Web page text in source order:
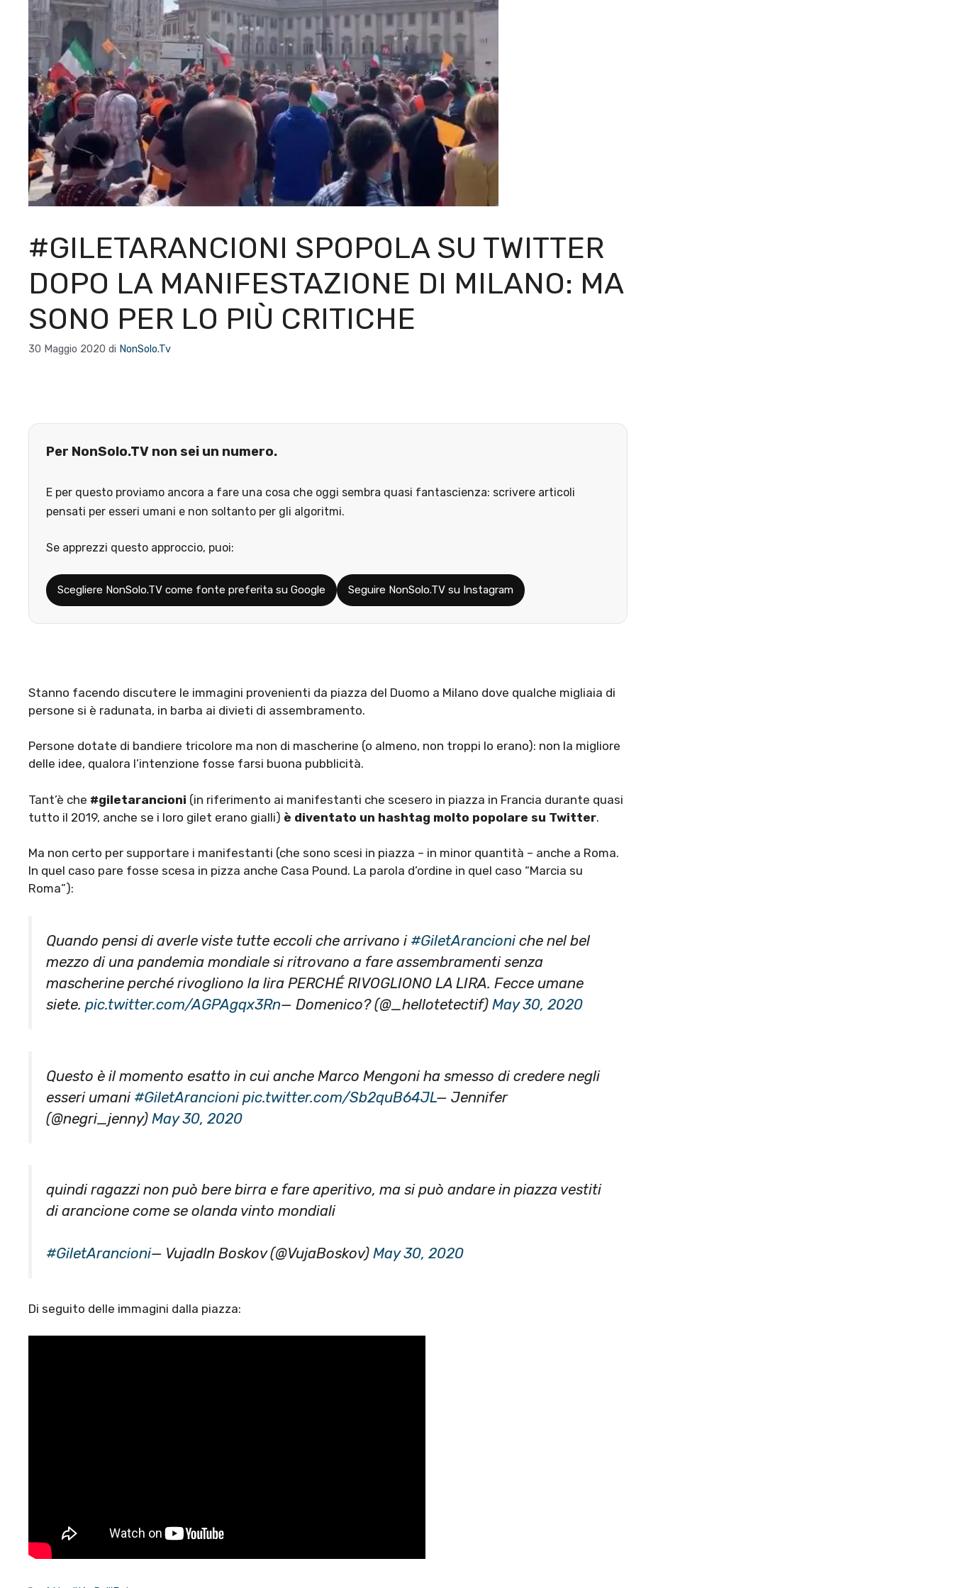
#GILETARANCIONI SPOPOLA SU TWITTER
DOPO LA MANIFESTAZIONE DI MILANO: MA
SONO PER LO PIÙ CRITICHE
30 Maggio 2020 di NonSolo.Tv
Per NonSolo.TV non sei un numero.
E per questo proviamo ancora a fare una cosa che oggi sembra quasi fantascienza: scrivere articoli
pensati per esseri umani e non soltanto per gli algoritmi.
Se apprezzi questo approccio, puoi:
Scegliere NonSolo.TV come fonte preferita su Google Seguire NonSolo.TV su Instagram
Stanno facendo discutere le immagini provenienti da piazza del Duomo a Milano dove qualche migliaia di
persone si è radunata, in barba ai divieti di assembramento.
Persone dotate di bandiere tricolore ma non di mascherine (o almeno, non troppi lo erano): non la migliore
delle idee, qualora l’intenzione fosse farsi buona pubblicità.
Tant’è che #giletarancioni (in riferimento ai manifestanti che scesero in piazza in Francia durante quasi
tutto il 2019, anche se i loro gilet erano gialli) è diventato un hashtag molto popolare su Twitter.
Ma non certo per supportare i manifestanti (che sono scesi in piazza – in minor quantità – anche a Roma.
In quel caso pare fosse scesa in pizza anche Casa Pound. La parola d’ordine in quel caso “Marcia su
Roma”):
Quando pensi di averle viste tutte eccoli che arrivano i #GiletArancioniche nel bel
mezzo di una pandemia mondiale si ritrovano a fare assembramenti senza
mascherine perché rivogliono la lira PERCHÉ RIVOGLIONO LA LIRA. Fecce umane
siete. pic.twitter.com/AGPAgqx3Rn— Domenico? (@_hellotetectif) May 30, 2020
Questo è il momento esatto in cui anche Marco Mengoni ha smesso di credere negli
esseri umani #GiletArancioni pic.twitter.com/Sb2quB64JL— Jennifer
(@negri_jenny) May 30, 2020
quindi ragazzi non può bere birra e fare aperitivo, ma si può andare in piazza vestiti
di arancione come se olanda vinto mondiali
#GiletArancioni— Vujadln Boskov (@VujaBoskov) May 30, 2020
Di seguito delle immagini dalla piazza: